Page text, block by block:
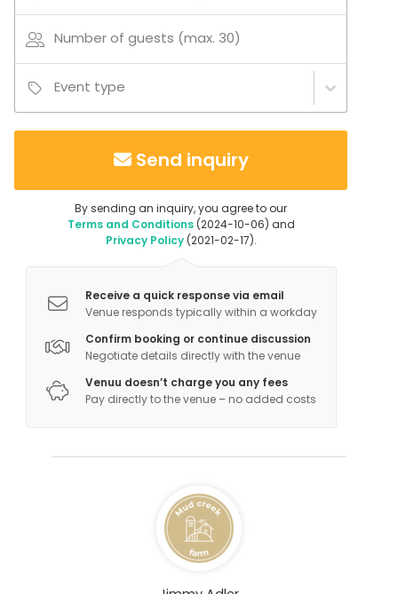
Number of guests (max. 30)
Event type
Send inquiry
By sending an inquiry, you agree to our
Terms and Conditions(2024-10-06) and
Privacy Policy(2021-02-17).
Receive a quick response via email
Venue responds typically within a workday
Confirm booking or continue discussion
Negotiate details directly with the venue
Venuu doesn’t charge you any fees
Pay directly to the venue – no added costs